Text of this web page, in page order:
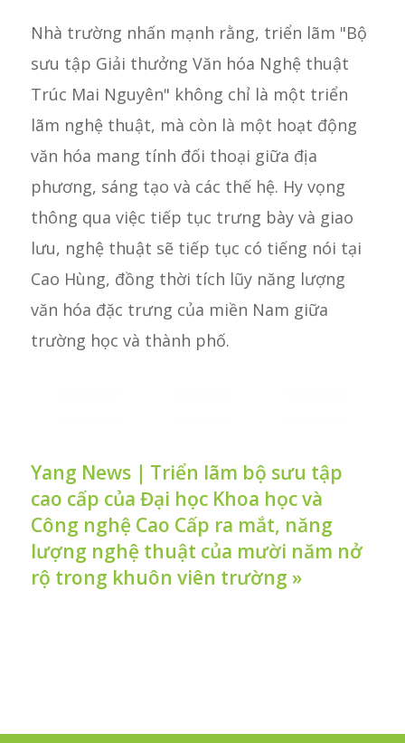
Nhà trường nhấn mạnh rằng, triển lãm "Bộ
sưu tập Giải thưởng Văn hóa Nghệ thuật
Trúc Mai Nguyên" không chỉ là một triển
lãm nghệ thuật, mà còn là một hoạt động
văn hóa mang tính đối thoại giữa địa
phương, sáng tạo và các thế hệ. Hy vọng
thông qua việc tiếp tục trưng bày và giao
lưu, nghệ thuật sẽ tiếp tục có tiếng nói tại
Cao Hùng, đồng thời tích lũy năng lượng
văn hóa đặc trưng của miền Nam giữa
trường học và thành phố.
Yang News｜Triển lãm bộ sưu tập
cao cấp của Đại học Khoa học và
Công nghệ Cao Cấp ra mắt, năng
lượng nghệ thuật của mười năm nở
rộ trong khuôn viên trường »